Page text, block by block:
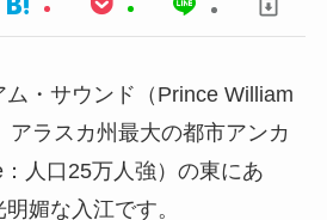
・サウンド（Prince William
アラスカ州最大の都市アンカ
人口25万人強）の東にあ
媚な入江です。